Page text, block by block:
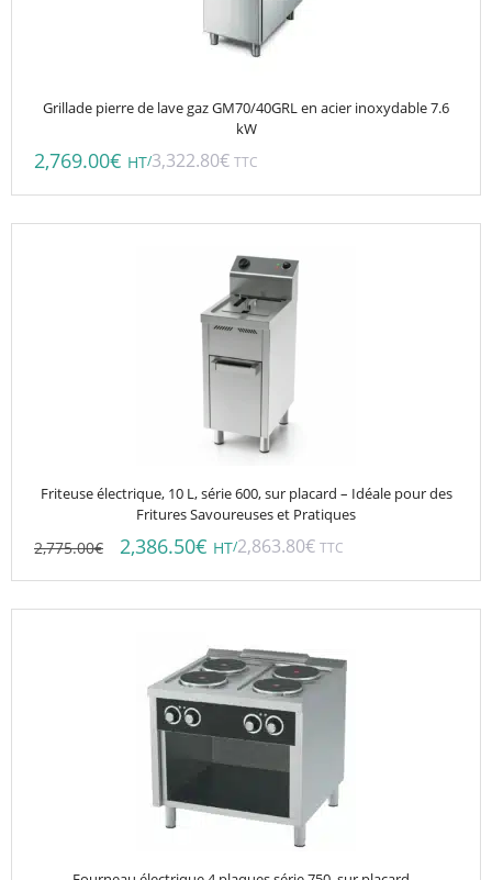
Grillade pierre de lave gaz GM70/40GRL en acier inoxydable 7.6
kW
2,769.00€ HT/3,322.80€ TTC
Friteuse électrique, 10 L, série 600, sur placard – Idéale pour des
Fritures Savoureuses et Pratiques
2,775.00€ 2,386.50€ HT/2,863.80€ TTC